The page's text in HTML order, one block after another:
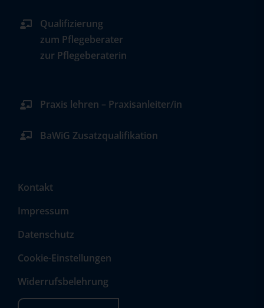
Qualifizierung
zum Pflegeberater
zur Pflegeberaterin
Praxis lehren – Praxisanleiter/in
BaWiG Zusatzqualifikation
Kontakt
Impressum
Datenschutz
Cookie-Einstellungen
Widerrufsbelehrung